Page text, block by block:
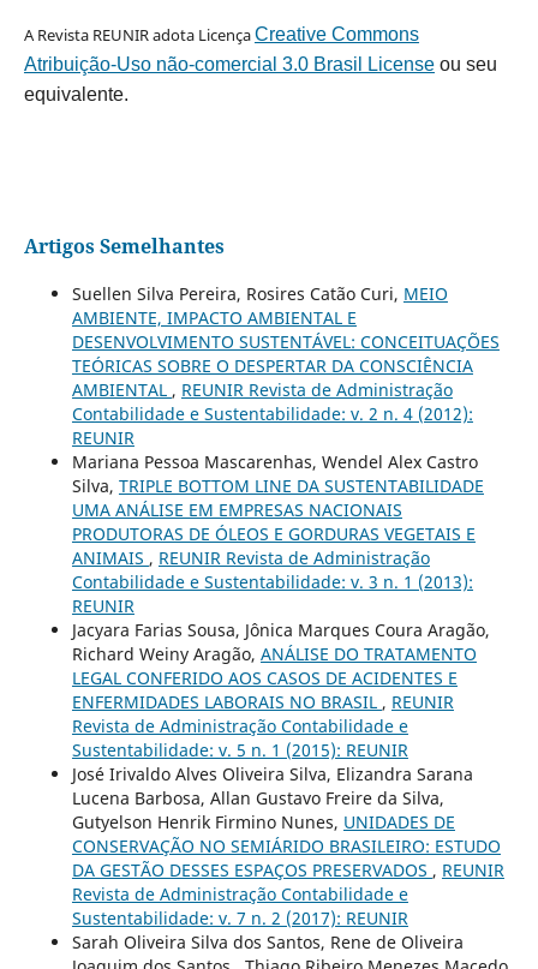
A Revista REUNIR adota LicençaCreative Commons
Atribuição-Uso não-comercial 3.0 Brasil Licenseou seu
equivalente.
Artigos Semelhantes
Suellen Silva Pereira, Rosires Catão Curi, MEIO
AMBIENTE, IMPACTO AMBIENTAL E
DESENVOLVIMENTO SUSTENTÁVEL: CONCEITUAÇÕES
TEÓRICAS SOBRE O DESPERTAR DA CONSCIÊNCIA
AMBIENTAL , REUNIR Revista de Administração
Contabilidade e Sustentabilidade: v. 2 n. 4 (2012):
REUNIR
Mariana Pessoa Mascarenhas, Wendel Alex Castro
Silva, TRIPLE BOTTOM LINE DA SUSTENTABILIDADE
UMA ANÁLISE EM EMPRESAS NACIONAIS
PRODUTORAS DE ÓLEOS E GORDURAS VEGETAIS E
ANIMAIS , REUNIR Revista de Administração
Contabilidade e Sustentabilidade: v. 3 n. 1 (2013):
REUNIR
Jacyara Farias Sousa, Jônica Marques Coura Aragão,
Richard Weiny Aragão, ANÁLISE DO TRATAMENTO
LEGAL CONFERIDO AOS CASOS DE ACIDENTES E
ENFERMIDADES LABORAIS NO BRASIL , REUNIR
Revista de Administração Contabilidade e
Sustentabilidade: v. 5 n. 1 (2015): REUNIR
José Irivaldo Alves Oliveira Silva, Elizandra Sarana
Lucena Barbosa, Allan Gustavo Freire da Silva,
Gutyelson Henrik Firmino Nunes, UNIDADES DE
CONSERVAÇÃO NO SEMIÁRIDO BRASILEIRO: ESTUDO
DA GESTÃO DESSES ESPAÇOS PRESERVADOS , REUNIR
Revista de Administração Contabilidade e
Sustentabilidade: v. 7 n. 2 (2017): REUNIR
Sarah Oliveira Silva dos Santos, Rene de Oliveira